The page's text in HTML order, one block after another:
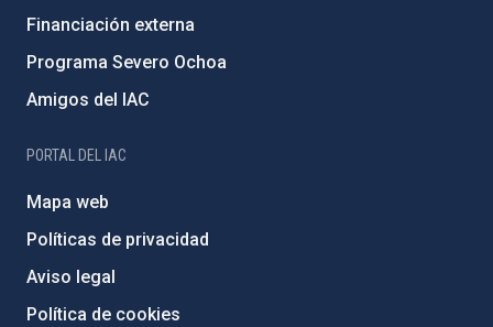
Financiación externa
Programa Severo Ochoa
Amigos del IAC
PORTAL DEL IAC
Mapa web
Políticas de privacidad
Aviso legal
Política de cookies